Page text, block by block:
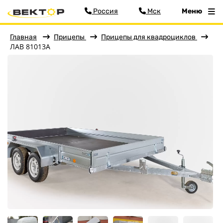
Меню
Главная
Бортовые
Для водной техники
Россия Мск Меню
Главная Прицепы Прицепы для квадроциклов
ЛАВ 81013A